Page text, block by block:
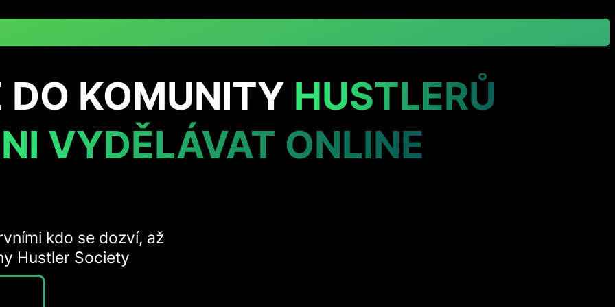
DO KOMUNITY HUSTLERŮ
VYDĚLÁVAT ONLINE
kdo se dozví, až
Hustler Society